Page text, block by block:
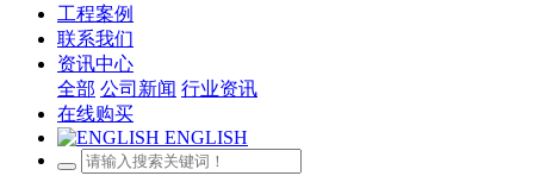
工程案例
联系我们
资讯中心
全部 公司新闻 行业资讯
在线购买
ENGLISH